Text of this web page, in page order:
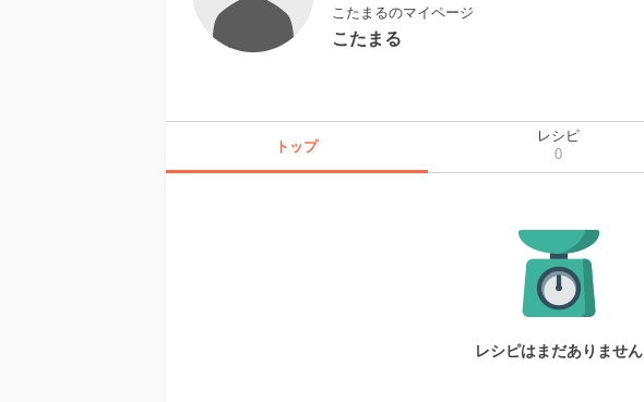
こたまるのマイページ
こたまる
トップ
レシピ
0
レシピはまだありません